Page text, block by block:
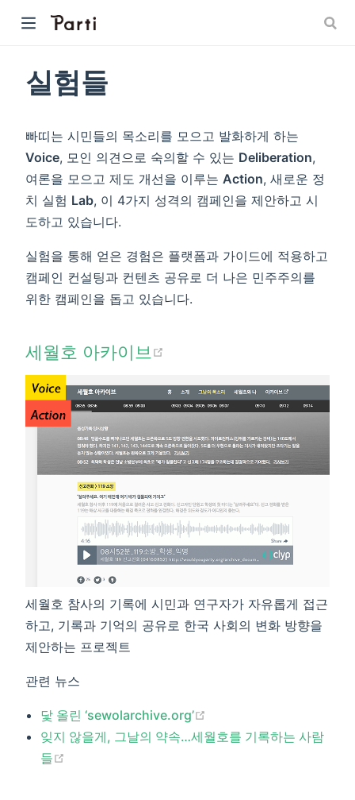
실험들
빠띠는 시민들의 목소리를 모으고 발화하게 하는
Voice, 모인 의견으로 숙의할 수 있는 Deliberation,
여론을 모으고 제도 개선을 이루는 Action, 새로운 정
치 실험 Lab, 이 4가지 성격의 캠페인을 제안하고 시
도하고 있습니다.
실험을 통해 얻은 경험은 플랫폼과 가이드에 적용하고
캠페인 컨설팅과 컨텐츠 공유로 더 나은 민주주의를
위한 캠페인을 돕고 있습니다.
​세월호 아카이브​
세월호 참사의 기록에 시민과 연구자가 자유롭게 접근
하고, 기록과 기억의 공유로 한국 사회의 변화 방향을
제안하는 프로젝트
관련 뉴스
닻 올린 ‘sewolarchive.org’
잊지 않을게, 그날의 약속…세월호를 기록하는 사람
들​